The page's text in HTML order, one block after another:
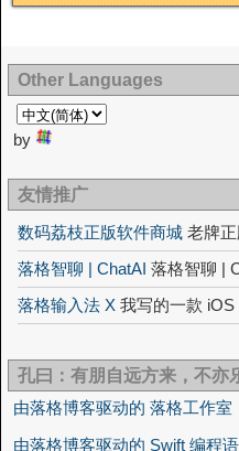
Other Languages
by
友情推广
数码荔枝正版软件商城 老牌
落格智聊 | ChatAI 落格智聊 |
落格输入法 X 我写的一款
孔曰：有朋自远方来，不亦
由落格博客驱动的 落格工作室
由落格博客驱动的 Swift 编程